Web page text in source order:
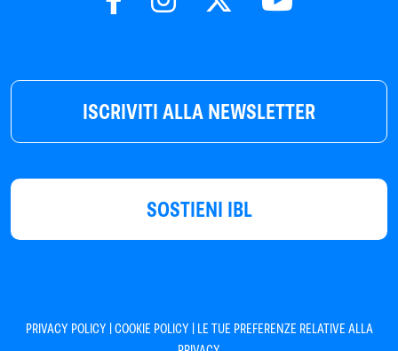
ISCRIVITI ALLA NEWSLETTER
SOSTIENI IBL
PRIVACY POLICY |COOKIE POLICY | LE TUE PREFERENZE RELATIVE ALLA